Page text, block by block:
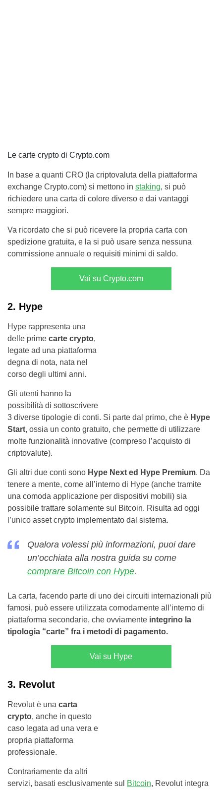
Le carte crypto di Crypto.com
In base a quanti CRO (la criptovaluta della piattaforma
exchange Crypto.com) si mettono in staking, si può
richiedere una carta di colore diverso e dai vantaggi
sempre maggiori.
Va ricordato che si può ricevere la propria carta con
spedizione gratuita, e la si può usare senza nessuna
commissione annuale o requisiti minimi di saldo.
Vai su Crypto.com
2. Hype
Hype rappresenta una
delle prime carte crypto,
legate ad una piattaforma
degna di nota, nata nel
corso degli ultimi anni.
Gli utenti hanno la
possibilità di sottoscrivere
3 diverse tipologie di conti. Si parte dal primo, che è Hype
Start, ossia un conto gratuito, che permette di utilizzare
molte funzionalità innovative (compreso l’acquisto di
criptovalute).
Gli altri due conti sono Hype Next ed Hype Premium. Da
tenere a mente, come all’interno di Hype (anche tramite
una comoda applicazione per dispositivi mobili) sia
possibile trattare solamente sul Bitcoin. Risulta ad oggi
l’unico asset crypto implementato dal sistema.
Qualora volessi più informazioni, puoi dare
un’occhiata alla nostra guida su come
comprare Bitcoin con Hype.
La carta, facendo parte di uno dei circuiti internazionali più
famosi, può essere utilizzata comodamente all’interno di
piattaforma secondarie, che ovviamente integrino la
tipologia “carte” fra i metodi di pagamento.
Vai su Hype
3. Revolut
Revolut è una carta
crypto, anche in questo
caso legata ad una vera e
propria piattaforma
professionale.
Contrariamente da altri
servizi, basati esclusivamente sul
Bitcoin, Revolut integra